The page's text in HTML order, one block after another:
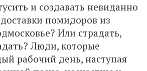
и создавать невиданно
помидоров из
Или страдать,
Люди, которые
рабочий день, наступая